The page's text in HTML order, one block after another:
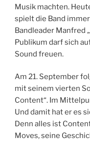
Musik machten.
spielt die Band
Bandleader Manfred
Publikum darf sich
Sound freuen.
Am 21. September
mit seinem vierten
Content“. Im
Und damit hat er es
Denn alles ist
Moves, seine